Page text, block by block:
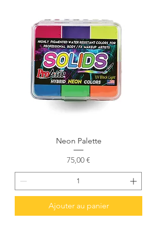
Neon Palette
Prix
75,00 €
Ajouter au panier